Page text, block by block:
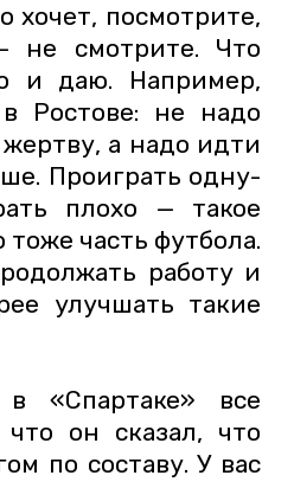
хочет, посмотрите,
не смотрите. Что
и даю. Например,
Ростове: не надо
а надо идти
Проиграть одну-
плохо — такое
тоже часть футбола.
работу и
улучшать такие
«Спартаке» все
он сказал, что
по составу. У вас